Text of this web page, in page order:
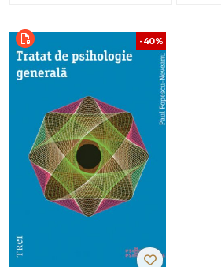
-40%